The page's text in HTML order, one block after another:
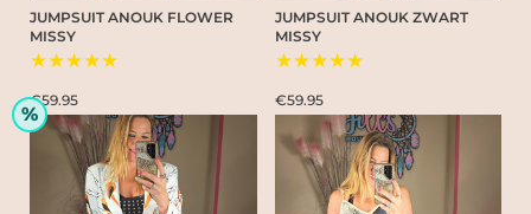
JUMPSUIT ANOUK FLOWER
MISSY
★★★★★
€59.95
JUMPSUIT ANOUK ZWART
MISSY
★★★★★
€59.95
%